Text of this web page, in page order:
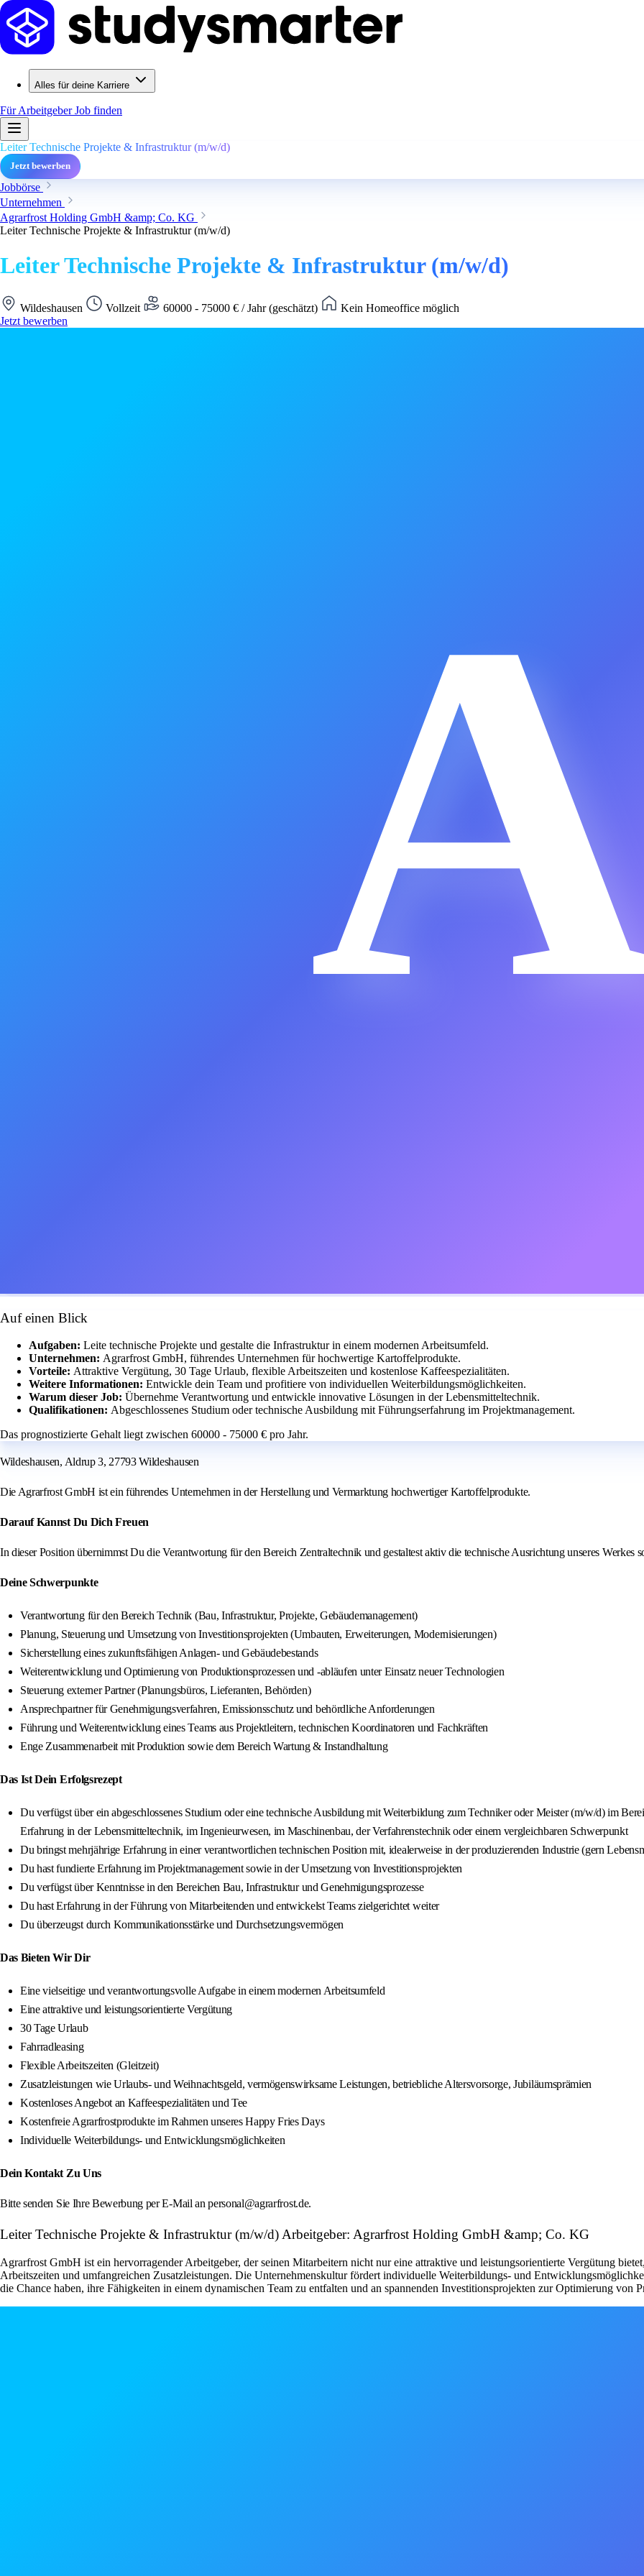
Alles für deine Karriere
Für ArbeitgeberJob finden
Leiter Technische Projekte & Infrastruktur (m/w/d)
Jetzt bewerben
Jobbörse
Unternehmen
Agrarfrost Holding GmbH &amp; Co. KG
Leiter Technische Projekte & Infrastruktur (m/w/d)
Leiter Technische Projekte & Infrastruktur (m/w/d)
Wildeshausen Vollzeit 60000 - 75000 € / Jahr (geschätzt)
Kein Homeoffice möglich
Jetzt bewerben
Auf einen Blick
Aufgaben: Leite technische Projekte und gestalte die Infrastruktur in einem modernen Arbeitsumfeld.
Unternehmen: Agrarfrost GmbH, führendes Unternehmen für hochwertige Kartoffelprodukte.
Vorteile: Attraktive Vergütung, 30 Tage Urlaub, flexible Arbeitszeiten und kostenlose Kaffeespezialitäten.
Weitere Informationen: Entwickle dein Team und profitiere von individuellen Weiterbildungsmöglichkeiten.
Warum dieser Job: Übernehme Verantwortung und entwickle innovative Lösungen in der Lebensmitteltechnik.
Qualifikationen: Abgeschlossenes Studium oder technische Ausbildung mit Führungserfahrung im Projektmanagement.
Das prognostizierte Gehalt liegt zwischen 60000 - 75000 € pro Jahr.
Wildeshausen, Aldrup 3, 27793 Wildeshausen
Die Agrarfrost GmbH ist ein führendes Unternehmen in der Herstellung und Vermarktung hochwertiger Kartoffelprodukte.
Darauf Kannst Du Dich Freuen
In dieser Position übernimmst Du die Verantwortung für den Bereich Zentraltechnik und gestaltest aktiv die technische Ausrichtung unseres
Deine Schwerpunkte
Verantwortung für den Bereich Technik (Bau, Infrastruktur, Projekte, Gebäudemanagement)
Planung, Steuerung und Umsetzung von Investitionsprojekten (Umbauten, Erweiterungen, Modernisierungen)
Sicherstellung eines zukunftsfähigen Anlagen- und Gebäudebestands
Weiterentwicklung und Optimierung von Produktionsprozessen und -abläufen unter Einsatz neuer Technologien
Steuerung externer Partner (Planungsbüros, Lieferanten, Behörden)
Ansprechpartner für Genehmigungsverfahren, Emissionsschutz und behördliche Anforderungen
Führung und Weiterentwicklung eines Teams aus Projektleitern, technischen Koordinatoren und Fachkräften
Enge Zusammenarbeit mit Produktion sowie dem Bereich Wartung & Instandhaltung
Das Ist Dein Erfolgsrezept
Du verfügst über ein abgeschlossenes Studium oder eine technische Ausbildung mit Weiterbildung zum Techniker oder Meister (m/w/d) im
Erfahrung in der Lebensmitteltechnik, im Ingenieurwesen, im Maschinenbau, der Verfahrenstechnik oder einem vergleichbaren Schwerpunkt
Du bringst mehrjährige Erfahrung in einer verantwortlichen technischen Position mit, idealerweise in der produzierenden Industrie (gern
Du hast fundierte Erfahrung im Projektmanagement sowie in der Umsetzung von Investitionsprojekten
Du verfügst über Kenntnisse in den Bereichen Bau, Infrastruktur und Genehmigungsprozesse
Du hast Erfahrung in der Führung von Mitarbeitenden und entwickelst Teams zielgerichtet weiter
Du überzeugst durch Kommunikationsstärke und Durchsetzungsvermögen
Das Bieten Wir Dir
Eine vielseitige und verantwortungsvolle Aufgabe in einem modernen Arbeitsumfeld
Eine attraktive und leistungsorientierte Vergütung
30 Tage Urlaub
Fahrradleasing
Flexible Arbeitszeiten (Gleitzeit)
Zusatzleistungen wie Urlaubs- und Weihnachtsgeld, vermögenswirksame Leistungen, betriebliche Altersvorsorge, Jubiläumsprämien
Kostenloses Angebot an Kaffeespezialitäten und Tee
Kostenfreie Agrarfrostprodukte im Rahmen unseres Happy Fries Days
Individuelle Weiterbildungs- und Entwicklungsmöglichkeiten
Dein Kontakt Zu Uns
Bitte senden Sie Ihre Bewerbung per E-Mail an personal@agrarfrost.de.
Leiter Technische Projekte & Infrastruktur (m/w/d) Arbeitgeber: Agrarfrost Holding GmbH &amp; Co. KG
Agrarfrost GmbH ist ein hervorragender Arbeitgeber, der seinen Mitarbeitern nicht nur eine attraktive und leistungsorientierte Vergütung
Arbeitszeiten und umfangreichen Zusatzleistungen. Die Unternehmenskultur fördert individuelle Weiterbildungs- und
die Chance haben, ihre Fähigkeiten in einem dynamischen Team zu entfalten und an spannenden Investitionsprojekten zur Optimierung von